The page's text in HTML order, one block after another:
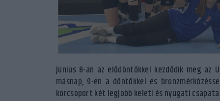
Június 8-án az elődöntőkkel kezdődik meg az
másnap, 9-én a döntőkkel és
korcsoport két legjobb keleti és nyugati